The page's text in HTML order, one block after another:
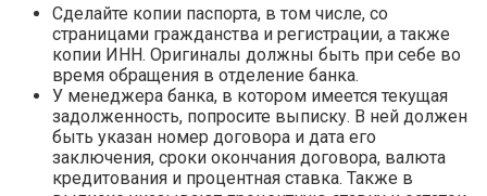
Сделайте копии паспорта, в том числе, со
страницами гражданства и регистрации, а также
копии ИНН. Оригиналы должны быть при себе во
время обращения в отделение банка.
У менеджера банка, в котором имеется текущая
задолженность, попросите выписку. В ней должен
быть указан номер договора и дата его
заключения, сроки окончания договора, валюта
кредитования и процентная ставка. Также в